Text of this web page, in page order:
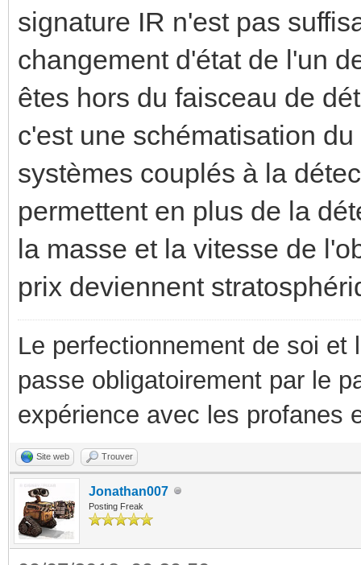
signature IR n'est pas
changement d'état de l'un
êtes hors du faisceau de
c'est une schématisation
systèmes couplés à la
permettent en plus de la
la masse et la vitesse de
prix deviennent
Le perfectionnement de soi
passe obligatoirement par le
expérience avec les profanes
Site web Trouver
Jonathan007
Posting Freak